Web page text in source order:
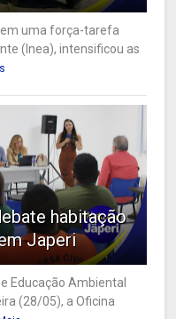
uma força-tarefa
(Inea), intensificou as
habitação
Japeri
Educação Ambiental
(28/05), a Oficina